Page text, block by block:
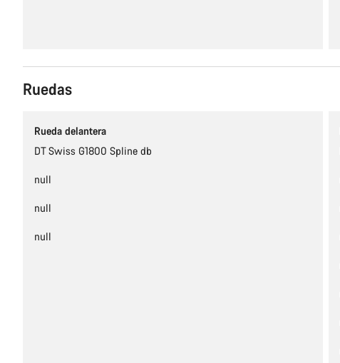
Ruedas
Rueda delantera
DT Swiss G1800 Spline db
null
null
null